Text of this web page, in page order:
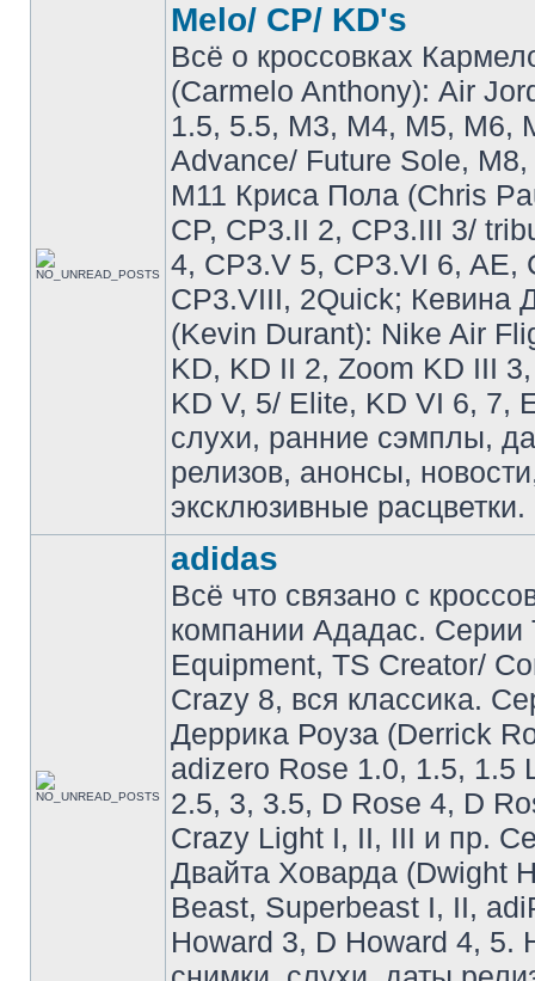
Melo/ CP/ KD's
Всё о кроссовках
(Carmelo Anthony): Air
1.5, 5.5, M3, M4, M5, M6,
Advance/ Future Sole,
M11 Криса Пола (Chris
CP, CP3.II 2, CP3.III 3/
4, CP3.V 5, CP3.VI 6, AE,
CP3.VIII, 2Quick; Кевина
(Kevin Durant): Nike Air
KD, KD II 2, Zoom KD III
KD V, 5/ Elite, KD VI 6, 7,
слухи, ранние сэмплы,
релизов, анонсы,
эксклюзивные расцветки.
adidas
Всё что связано с
компании Ададас. Серии
Equipment, TS Creator/
Crazy 8, вся классика.
Деррика Роуза (Derrick
adizero Rose 1.0, 1.5, 1.5
2.5, 3, 3.5, D Rose 4, D
Crazy Light I, II, III и пр.
Двайта Ховарда (Dwight
Beast, Superbeast I, II,
Howard 3, D Howard 4, 5.